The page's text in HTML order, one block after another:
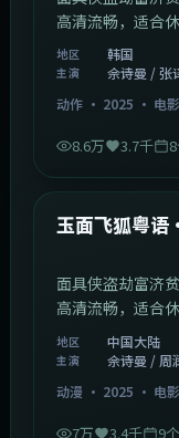
高清流畅，适合休
地区 韩国
主演
佘诗曼 / 张
动作· 2025 · 电影
8.6万 3.7千
最新
玉面飞狐粤
面具侠盗劫富济
高清流畅，适合休
地区 中国大陆
主演
佘诗曼 / 周
动漫 · 2025 · 电影
7万 3.4千 9